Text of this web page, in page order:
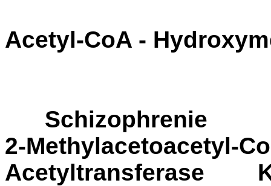
Acetyl-CoA -
Schizophrenie
2-Methylacetoacetyl-
Acetyltransferase